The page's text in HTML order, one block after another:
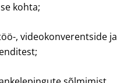
kohta;
, videokonverentside ja